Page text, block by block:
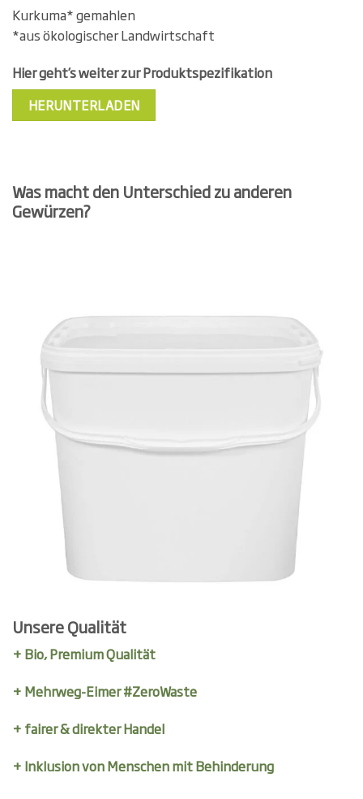
Kurkuma* gemahlen
*aus ökologischer Landwirtschaft
Hier geht’s weiter zur Produktspezifikation
HERUNTERLADEN
Was macht den Unterschied zu anderen
Gewürzen?
Unsere Qualität
+ Bio, Premium Qualität
+ Mehrweg-Eimer #ZeroWaste
+ fairer & direkter Handel
+ Inklusion von Menschen mit Behinderung